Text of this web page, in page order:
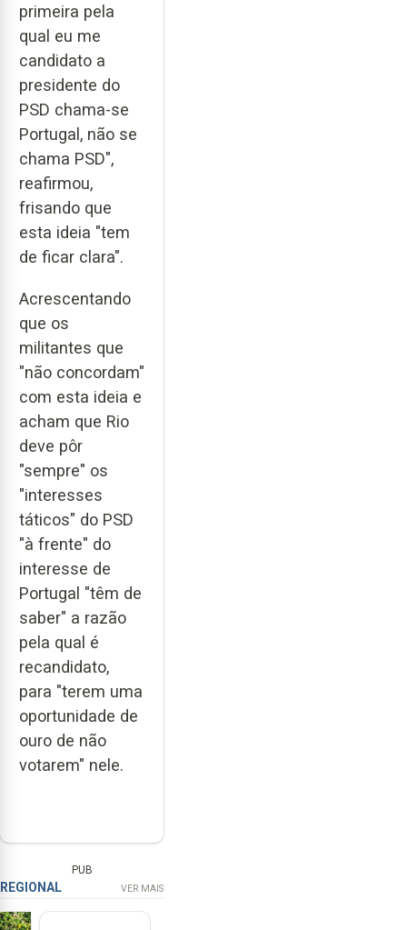
primeira pela
qual eu me
candidato a
presidente do
PSD chama-se
Portugal, não se
chama PSD",
reafirmou,
frisando que
esta ideia "tem
de ficar clara".
Acrescentando
que os
militantes que
"não concordam"
com esta ideia e
acham que Rio
deve pôr
"sempre" os
"interesses
táticos" do PSD
"à frente" do
interesse de
Portugal "têm de
saber" a razão
pela qual é
recandidato,
para "terem uma
oportunidade de
ouro de não
votarem" nele.
PUB
REGIONAL VER MAIS